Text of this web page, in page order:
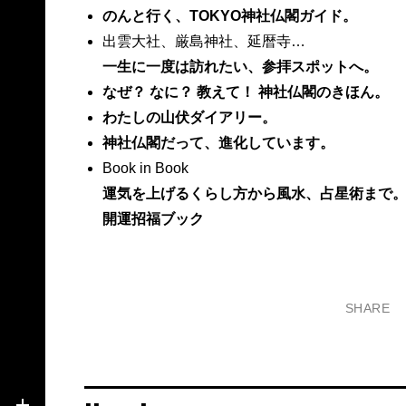
のんと行く、TOKYO神社仏閣ガイド。
出雲大社、厳島神社、延暦寺…
一生に一度は訪れたい、参拝スポットへ。
なぜ？ なに？ 教えて！ 神社仏閣のきほん。
わたしの山伏ダイアリー。
神社仏閣だって、進化しています。
Book in Book
運気を上げるくらし方から風水、占星術まで。
開運招福ブック
SHARE